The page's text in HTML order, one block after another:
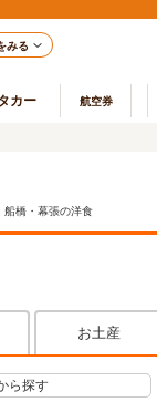
みる
カー 航空券
船橋・幕張の洋食
お土産
ら探す